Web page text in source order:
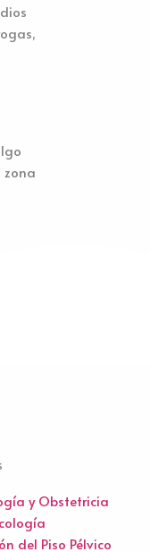
zona
y Obstetricia
del Piso Pélvico